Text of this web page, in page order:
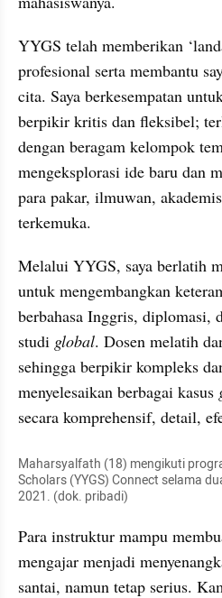
YYGS telah memberikan
profesional serta membantu
cita. Saya berkesempatan
berpikir kritis dan fleksibel;
dengan beragam kelompok
mengeksplorasi ide baru dan
para pakar, ilmuwan,
terkemuka.
Melalui YYGS, saya berlatih
untuk mengembangkan
berbahasa Inggris, diplomasi,
studi global. Dosen melatih
sehingga berpikir kompleks
menyelesaikan berbagai kasus
secara komprehensif, detail,
Maharsyalfath (18) mengikuti
Scholars (YYGS) Connect selama
2021. (dok. pribadi)
Para instruktur mampu
mengajar menjadi
santai, namun tetap serius.